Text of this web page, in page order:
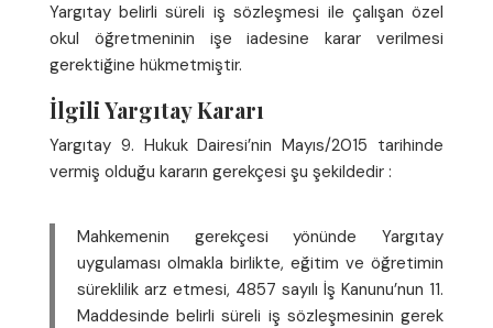
Yargıtay belirli süreli iş sözleşmesi ile çalışan özel
okul öğretmeninin işe iadesine karar verilmesi
gerektiğine hükmetmiştir.
İlgili Yargıtay Kararı
Yargıtay 9. Hukuk Dairesi’nin Mayıs/2015 tarihinde
vermiş olduğu kararın gerekçesi şu şekildedir :
Mahkemenin gerekçesi yönünde Yargıtay
uygulaması olmakla birlikte, eğitim ve öğretimin
süreklilik arz etmesi, 4857 sayılı İş Kanunu’nun 11.
Maddesinde belirli süreli iş sözleşmesinin gerek